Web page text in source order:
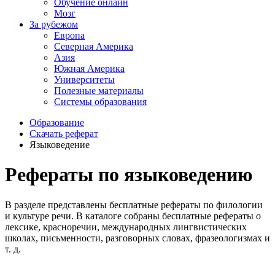
Обучение онлайн
Мозг
За рубежом
Европа
Северная Америка
Азия
Южная Америка
Университеты
Полезные материалы
Системы образования
Образование
Скачать реферат
Языковедение
Рефераты по языковедению
В разделе представлены бесплатные рефераты по филологии
и культуре речи. В каталоге собраны бесплатные рефераты о
лексике, красноречии, международных лингвистических
школах, письменности, разговорных словах, фразеологизмах и
т. д.